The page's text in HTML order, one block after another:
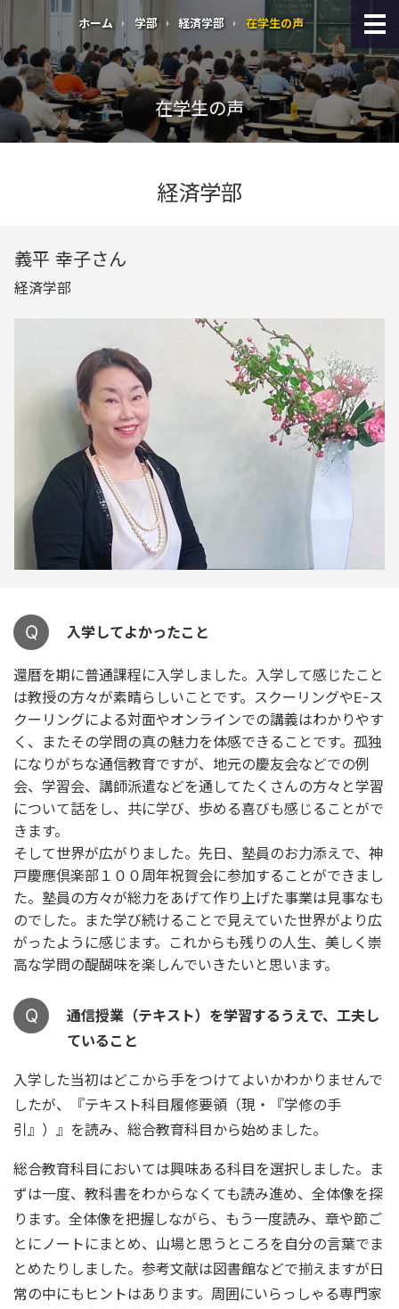
ホーム 学部 経済学部 在学生の声
在学生の声
経済学部
義平 幸子さん
経済学部
Q 入学してよかったこと
還暦を期に普通課程に入学しました。入学して感じたこと
は教授の方々が素晴らしいことです。スクーリングやE-ス
クーリングによる対面やオンラインでの講義はわかりやす
く、またその学問の真の魅力を体感できることです。孤独
になりがちな通信教育ですが、地元の慶友会などでの例
会、学習会、講師派遣などを通してたくさんの方々と学習
について話をし、共に学び、歩める喜びも感じることがで
きます。
そして世界が広がりました。先日、塾員のお力添えで、神
戸慶應倶楽部１００周年祝賀会に参加することができまし
た。塾員の方々が総力をあげて作り上げた事業は見事なも
のでした。また学び続けることで見えていた世界がより広
がったように感じます。これからも残りの人生、美しく崇
高な学問の醍醐味を楽しんでいきたいと思います。
Q
通信授業（テキスト）を学習するうえで、工夫し
ていること
入学した当初はどこから手をつけてよいかわかりませんで
したが、『テキスト科目履修要領（現・『学修の手
引』）』を読み、総合教育科目から始めました。
総合教育科目においては興味ある科目を選択しました。ま
ずは一度、教科書をわからなくても読み進め、全体像を探
ります。全体像を把握しながら、もう一度読み、章や節ご
とにノートにまとめ、山場と思うところを自分の言葉でま
とめたりしました。参考文献は図書館などで揃えますが日
常の中にもヒントはあります。周囲にいらっしゃる専門家